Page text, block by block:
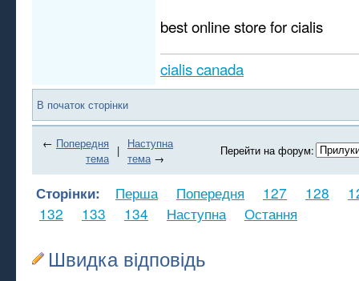
best online store for cialis
cialis canada
В початок сторінки
← Попередня
тема
| Наступна
тема→
Перейти на форум:
Сторінки: Перша Попередня 127 128
132
133 134 Наступна Остання
Швидка відповідь